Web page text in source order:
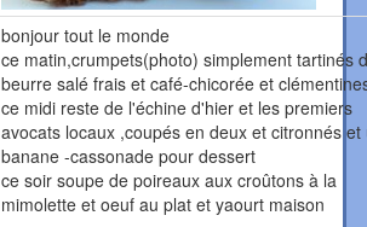
bonjour tout le monde
ce matin,crumpets(photo) simplement tartinés
beurre salé frais et café-chicorée et
ce midi reste de l'échine d'hier et les premiers
avocats locaux ,coupés en deux et citronnés et
banane -cassonade pour dessert
ce soir soupe de poireaux aux croûtons à la
mimolette et oeuf au plat et yaourt maison